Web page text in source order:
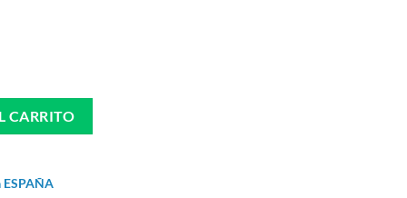
cantidad
CARRITO
ESPAÑA